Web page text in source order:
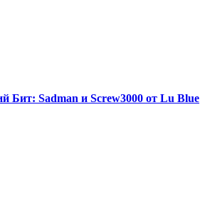
Бит: Sadman и Screw3000 от Lu Blue